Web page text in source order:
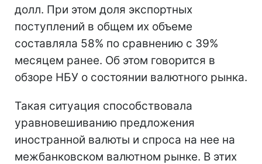
долл. При этом доля экспортных
поступлений в общем их объеме
составляла 58% по сравнению с 39%
месяцем ранее. Об этом говорится в
обзоре НБУ о состоянии валютного рынка.
Такая ситуация способствовала
уравновешиванию предложения
иностранной валюты и спроса на нее на
межбанковском валютном рынке. В этих